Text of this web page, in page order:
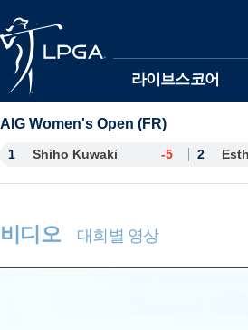
라이브스코어
AIG Women's Open (FR)
1 Shiho Kuwaki -5 2
비디오 대회별 영상